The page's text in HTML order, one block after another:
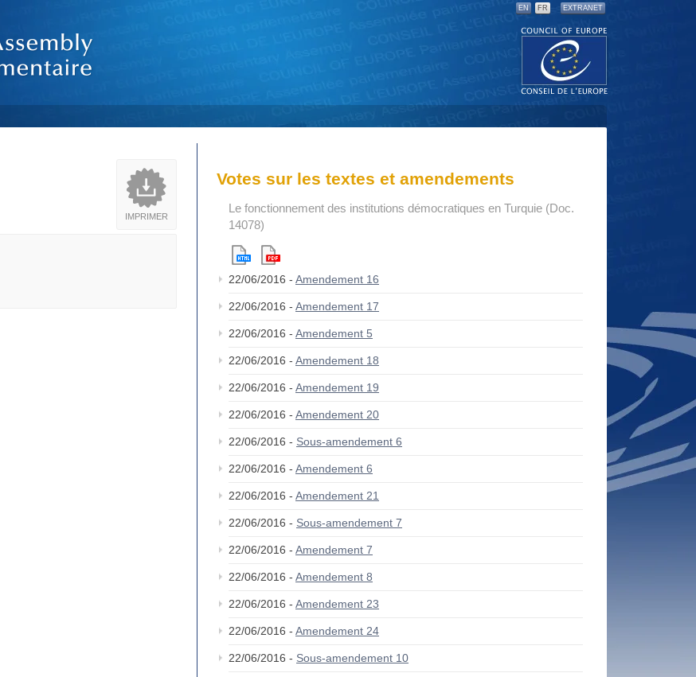
EN FR EXTRANET
IMPRIMER
Votes sur les textes et amendements
Le fonctionnement des institutions démocratiques en Turquie (Doc.
14078)
22/06/2016 - Amendement 16
22/06/2016 - Amendement 17
22/06/2016 - Amendement 5
22/06/2016 - Amendement 18
22/06/2016 - Amendement 19
22/06/2016 - Amendement 20
22/06/2016 - Sous-amendement 6
22/06/2016 - Amendement 6
22/06/2016 - Amendement 21
22/06/2016 - Sous-amendement 7
22/06/2016 - Amendement 7
22/06/2016 - Amendement 8
22/06/2016 - Amendement 23
22/06/2016 - Amendement 24
22/06/2016 - Sous-amendement 10